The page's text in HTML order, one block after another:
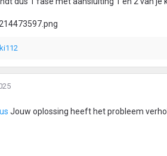
Jouw oplossing heeft het probleem